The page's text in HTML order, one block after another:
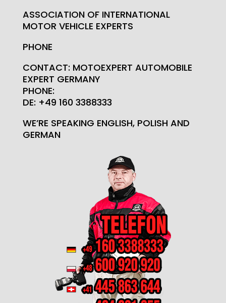
ASSOCIATION OF INTERNATIONAL
MOTOR VEHICLE EXPERTS
PHONE
CONTACT: MOTOEXPERT AUTOMOBILE
EXPERT GERMANY
PHONE:
DE: +49 160 3388333
WE’RE SPEAKING ENGLISH, POLISH AND
GERMAN